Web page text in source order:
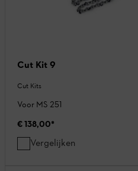
Cut Kit 9
Cut Kits
Voor MS 251
€ 138,00*
Vergelijken